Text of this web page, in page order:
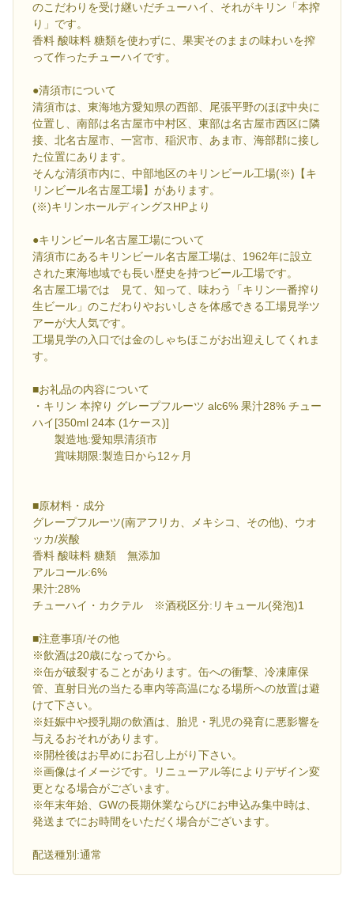
のこだわりを受け継いだチューハイ、それがキリン「本搾
り」です。
香料 酸味料 糖類を使わずに、果実そのままの味わいを搾
って作ったチューハイです。
●清須市について
清須市は、東海地方愛知県の西部、尾張平野のほぼ中央に
位置し、南部は名古屋市中村区、東部は名古屋市西区に隣
接、北名古屋市、一宮市、稲沢市、あま市、海部郡に接し
た位置にあります。
そんな清須市内に、中部地区のキリンビール工場(※)【キ
リンビール名古屋工場】があります。
(※)キリンホールディングスHPより
●キリンビール名古屋工場について
清須市にあるキリンビール名古屋工場は、1962年に設立
された東海地域でも長い歴史を持つビール工場です。
名古屋工場では 見て、知って、味わう「キリン一番搾り
生ビール」のこだわりやおいしさを体感できる工場見学ツ
アーが大人気です。
工場見学の入口では金のしゃちほこがお出迎えしてくれま
す。
■お礼品の内容について
・キリン 本搾り グレープフルーツ alc6% 果汁28% チュー
ハイ[350ml 24本 (1ケース)]
製造地:愛知県清須市
賞味期限:製造日から12ヶ月
■原材料・成分
グレープフルーツ(南アフリカ、メキシコ、その他)、ウオ
ッカ/炭酸
香料 酸味料 糖類 無添加
アルコール:6%
果汁:28%
チューハイ・カクテル ※酒税区分:リキュール(発泡)1
■注意事項/その他
※飲酒は20歳になってから。
※缶が破裂することがあります。缶への衝撃、冷凍庫保
管、直射日光の当たる車内等高温になる場所への放置は避
けて下さい。
※妊娠中や授乳期の飲酒は、胎児・乳児の発育に悪影響を
与えるおそれがあります。
※開栓後はお早めにお召し上がり下さい。
※画像はイメージです。リニューアル等によりデザイン変
更となる場合がございます。
※年末年始、GWの長期休業ならびにお申込み集中時は、
発送までにお時間をいただく場合がございます。
配送種別:通常